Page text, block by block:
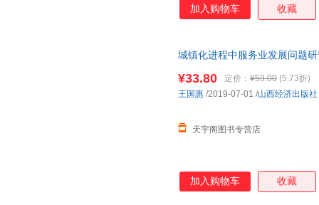
加入购物车 收藏
城镇化进程中服务业发展问题
¥33.80 定价： ¥59.00 (5.73折)
天宇阁图书专营店
王国惠 /2019-07-01 /山西经济出版社
加入购物车 收藏